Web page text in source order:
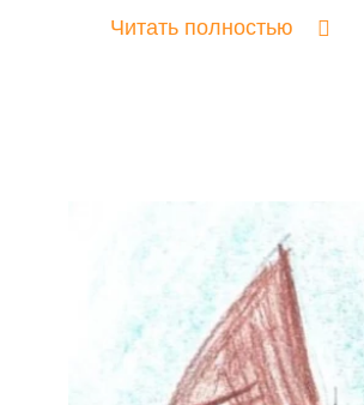
Читать полностью